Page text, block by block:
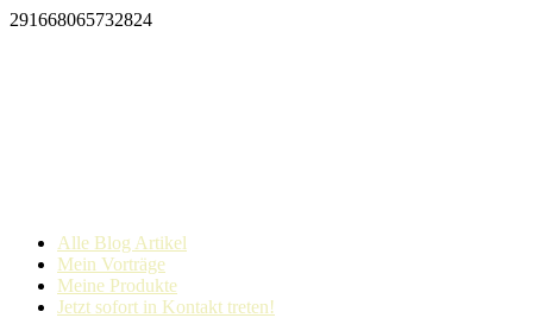
291668065732824
Alle Blog Artikel
Mein Vorträge
Meine Produkte
Jetzt sofort in Kontakt treten!